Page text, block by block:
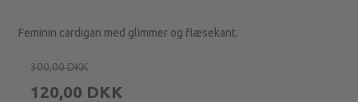
Feminin cardigan med glimmer og flæsekant.
300,00 DKK
120,00 DKK